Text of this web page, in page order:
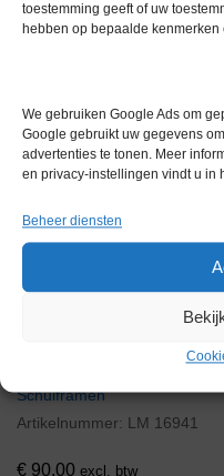
toestemming geeft of uw
hebben op bepaalde kenmerken
We gebruiken Google Ads om
Google gebruikt uw gegevens
advertenties te tonen. Meer
en privacy-instellingen vindt u in
Beheer diensten
Schuiframen
Artikelnummer: LM 16941
€ 90,00 excl. btw